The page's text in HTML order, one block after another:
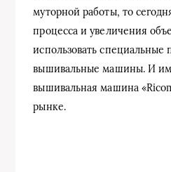
муторной работы, то
процесса и увеличения
использовать
вышивальные машины. И
вышивальная машина
рынке.